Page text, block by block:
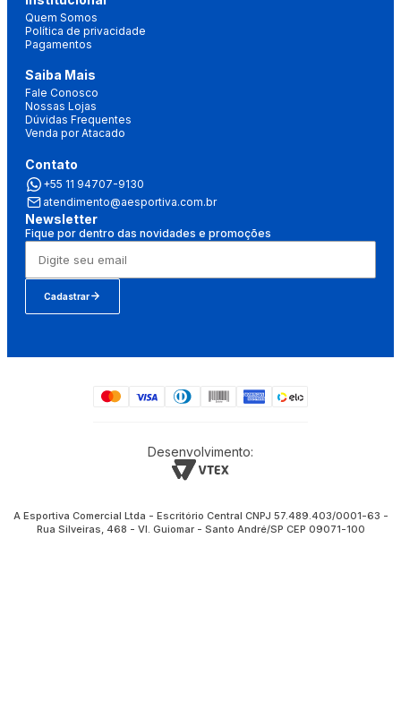
Quem Somos
Política de privacidade
Pagamentos
Saiba Mais
Fale Conosco
Nossas Lojas
Dúvidas Frequentes
Venda por Atacado
Contato
+55 11 94707-9130
atendimento@aesportiva.com.br
Newsletter
Fique por dentro das novidades e promoções
Cadastrar
Desenvolvimento:
A Esportiva Comercial Ltda - Escritório Central CNPJ 57.489.403/0001-63 -
Rua Silveiras, 468 - Vl. Guiomar - Santo André/SP CEP 09071-100